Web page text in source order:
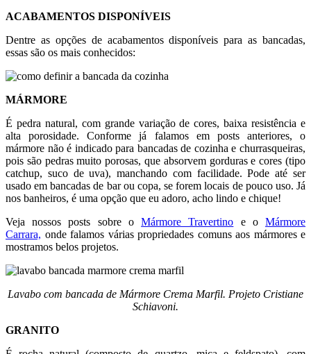
ACABAMENTOS DISPONÍVEIS
Dentre as opções de acabamentos disponíveis para as bancadas,
essas são os mais conhecidos:
MÁRMORE
É pedra natural, com grande variação de cores, baixa resistência e
alta porosidade. Conforme já falamos em posts anteriores, o
mármore não é indicado para bancadas de cozinha e churrasqueiras,
pois são pedras muito porosas, que absorvem gorduras e cores (tipo
catchup, suco de uva), manchando com facilidade. Pode até ser
usado em bancadas de bar ou copa, se forem locais de pouco uso. Já
nos banheiros, é uma opção que eu adoro, acho lindo e chique!
Veja nossos posts sobre oMármore Travertino e oMármore
Carrara, onde falamos várias propriedades comuns aos mármores e
mostramos belos projetos.
Lavabo com bancada de Mármore Crema Marfil. Projeto Cristiane
Schiavoni.
GRANITO